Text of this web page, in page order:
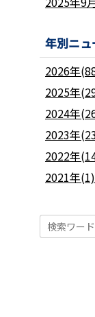
年別ニュ
2026年
2025年
2024年
2023年
2022年
2021年(1)